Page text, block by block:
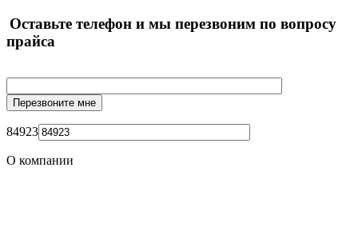
Оставьте телефон и мы перезвоним по вопросу
прайса
84923
О компании